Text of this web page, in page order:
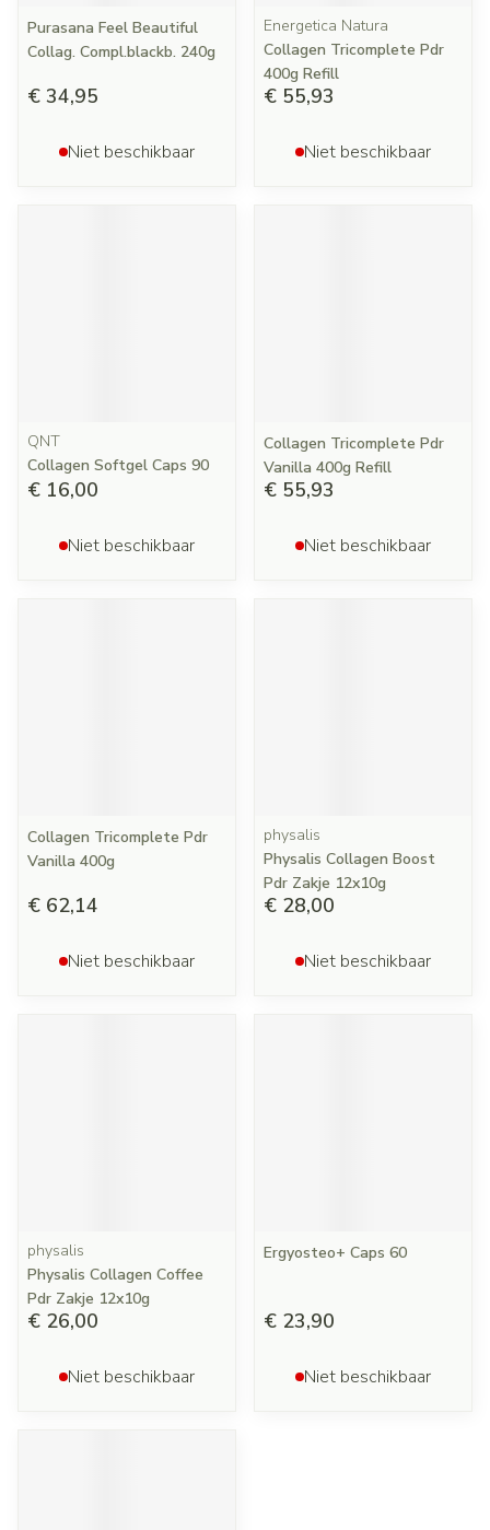
Purasana Feel Beautiful
Collag. Compl.blackb. 240g
€ 34,95
Niet beschikbaar
Energetica Natura
Collagen Tricomplete Pdr
400g Refill
€ 55,93
Niet beschikbaar
QNT
Collagen Softgel Caps 90
€ 16,00
Niet beschikbaar
Collagen Tricomplete Pdr
Vanilla 400g Refill
€ 55,93
Niet beschikbaar
Collagen Tricomplete Pdr
Vanilla 400g
€ 62,14
Niet beschikbaar
physalis
Physalis Collagen Boost
Pdr Zakje 12x10g
€ 28,00
Niet beschikbaar
physalis
Physalis Collagen Coffee
Pdr Zakje 12x10g
€ 26,00
Niet beschikbaar
Ergyosteo+ Caps 60
€ 23,90
Niet beschikbaar